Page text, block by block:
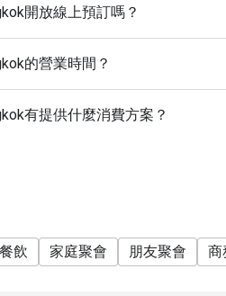
Bangkok? A: The
which is directly connected to
開放線上預訂嗎？
的營業時間？
有提供什麼消費方案？
飲 家庭聚會 朋友聚會 商